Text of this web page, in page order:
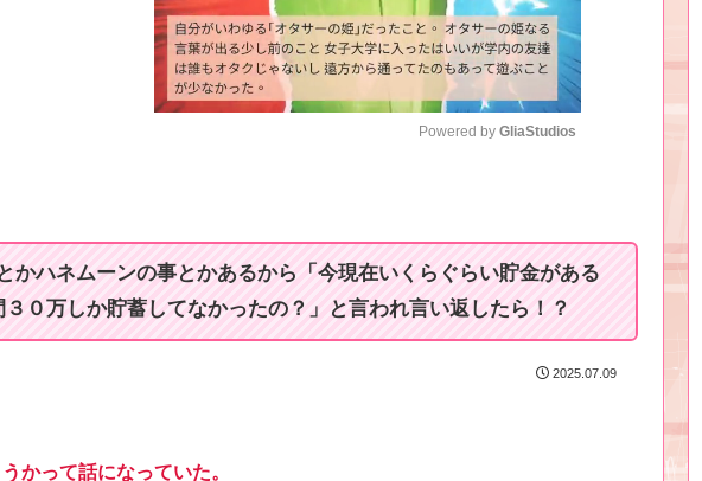
t
e
Powered by GliaStudios
かハネムーンの事とかあるから「今現在いくらぐらい貯金がある
０万しか貯蓄してなかったの？」と言われ言い返したら！？
2025.07.09
かって話になっていた。